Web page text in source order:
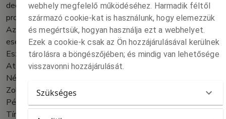
dedikálásokkal,
programokkal.
Az
eseményről
Eszes
Attila,
Németh
Zoltán,
Pénzes
Tímea,
webhely megfelelő működéséhez. Harmadik féltől
származó cookie-kat is használunk, hogy elemezzük
és megértsük, hogyan használja ezt a webhelyet.
Ezek a cookie-k csak az Ön hozzájárulásával kerülnek
tárolásra a böngészőjében; és mindig van lehetősége
visszavonni hozzájárulását.
Szükséges